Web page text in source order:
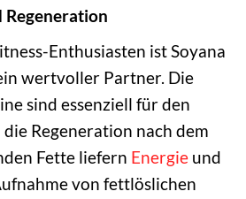
Regeneration
Enthusiasten ist Soyana
wertvoller Partner. Die
sind essenziell für den
Regeneration nach dem
Fette liefern Energie und
von fettlöslichen